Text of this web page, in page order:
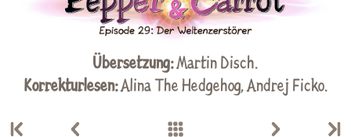
Übersetzung:Martin Disch.
Korrekturlesen:Alina The Hedgehog,Andrej Ficko.